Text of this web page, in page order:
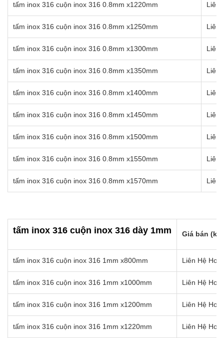
tấm inox 316 cuộn inox 316 0.8mm x1220mm Liên
tấm inox 316 cuộn inox 316 0.8mm x1250mm Liên
tấm inox 316 cuộn inox 316 0.8mm x1300mm Liên
tấm inox 316 cuộn inox 316 0.8mm x1350mm Liên
tấm inox 316 cuộn inox 316 0.8mm x1400mm Liên
tấm inox 316 cuộn inox 316 0.8mm x1450mm Liên
tấm inox 316 cuộn inox 316 0.8mm x1500mm Liên
tấm inox 316 cuộn inox 316 0.8mm x1550mm Liên
tấm inox 316 cuộn inox 316 0.8mm x1570mm Liên
tấm inox 316 cuộn inox 316 dày 1mm Giá bán (kg)
tấm inox 316 cuộn inox 316 1mm x800mm Liên Hệ
tấm inox 316 cuộn inox 316 1mm x1000mm Liên Hệ
tấm inox 316 cuộn inox 316 1mm x1200mm Liên Hệ
tấm inox 316 cuộn inox 316 1mm x1220mm Liên Hệ